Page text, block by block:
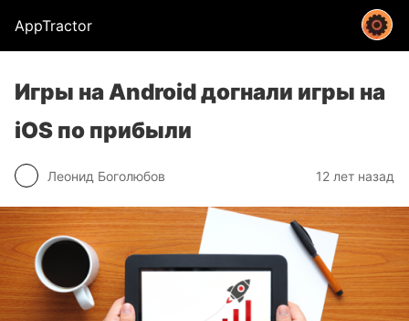
AppTractor
Игры на Android догнали игры на
iOS по прибыли
Леонид Боголюбов 12 лет назад